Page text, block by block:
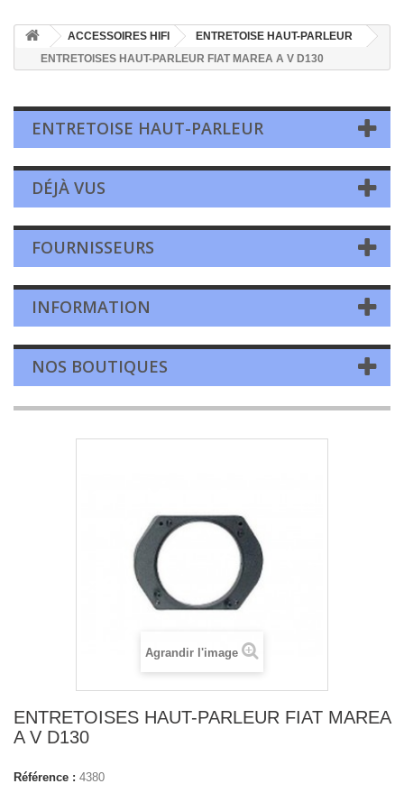
ACCESSOIRES HIFI
ENTRETOISE HAUT-PARLEUR
ENTRETOISES HAUT-PARLEUR FIAT MAREA A V D130
ENTRETOISE HAUT-PARLEUR
DÉJÀ VUS
FOURNISSEURS
INFORMATION
NOS BOUTIQUES
Agrandir l'image
ENTRETOISES HAUT-PARLEUR FIAT MAREA
A V D130
Référence : 4380